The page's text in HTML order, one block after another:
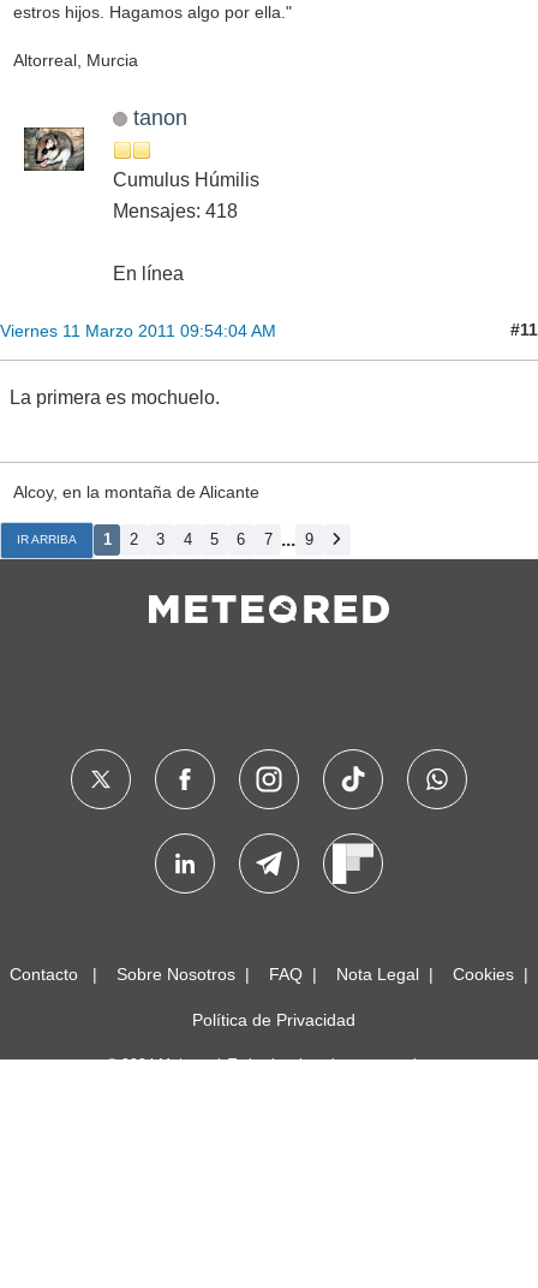
estros hijos. Hagamos algo por ella."
Altorreal, Murcia
tanon
Cumulus Húmilis
Mensajes: 418
En línea
Viernes 11 Marzo 2011 09:54:04 AM #11
La primera es mochuelo.
Alcoy, en la montaña de Alicante
IR ARRIBA 1 2 3 4 5 6 7 ... 9
Contacto Sobre Nosotros FAQ Nota Legal Cookies
Política de Privacidad
© 2024 Meteored. Todos los derechos reservados